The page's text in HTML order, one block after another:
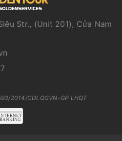
Str., (Unit 201), Cửa Nam
2014/CDLQGVN-GP LHQT